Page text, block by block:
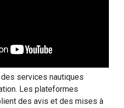
services nautiques
Les plateformes
des avis et des mises à